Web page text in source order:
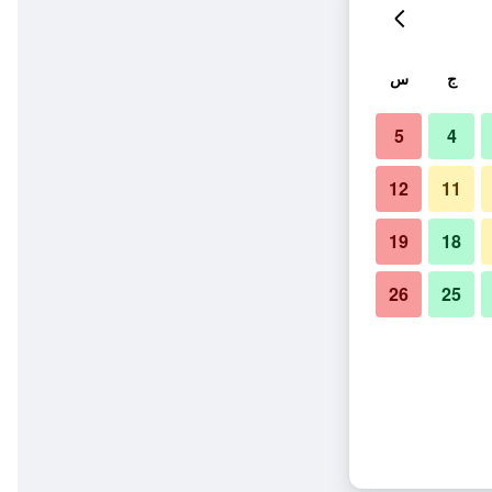
ج س
4
5
11
12
18
19
25
26